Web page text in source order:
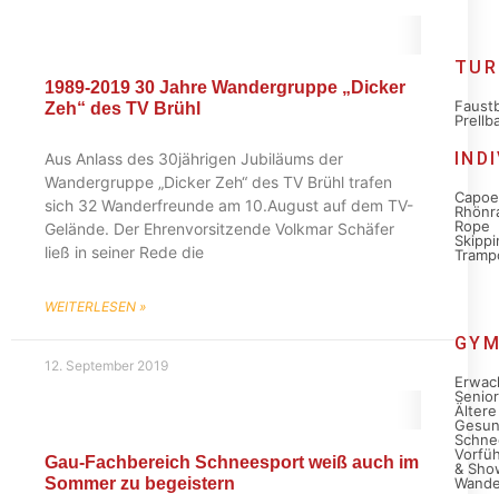
Rope
Ältere
&
1989-2019 30 Jahre Wandergruppe „Dicker
Zeh“ des TV Brühl
Aus Anlass des 30jährigen Jubiläums der
Wandergruppe „Dicker Zeh“ des TV Brühl trafen
sich 32 Wanderfreunde am 10.August auf dem TV-
Gelände. Der Ehrenvorsitzende Volkmar Schäfer
ließ in seiner Rede die
WEITERLESEN »
12. September 2019
Gau-Fachbereich Schneesport weiß auch im
Sommer zu begeistern